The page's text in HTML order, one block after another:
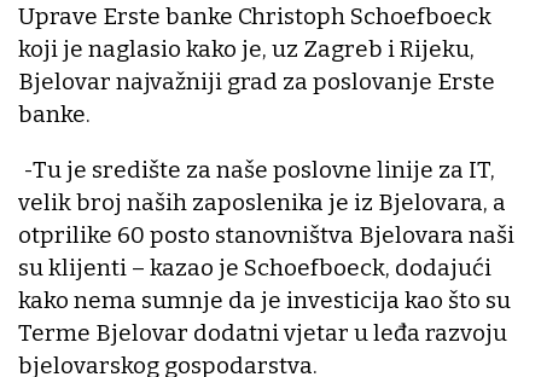
Uprave Erste banke Christoph Schoefboeck
koji je naglasio kako je, uz Zagreb i Rijeku,
Bjelovar najvažniji grad za poslovanje Erste
banke.
-Tu je središte za naše poslovne linije za IT,
velik broj naših zaposlenika je iz Bjelovara, a
otprilike 60 posto stanovništva Bjelovara naši
su klijenti – kazao je Schoefboeck, dodajući
kako nema sumnje da je investicija kao što su
Terme Bjelovar dodatni vjetar u leđa razvoju
bjelovarskog gospodarstva.